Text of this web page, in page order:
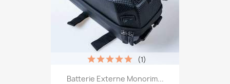
Batterie Externe Monorim...
(1)